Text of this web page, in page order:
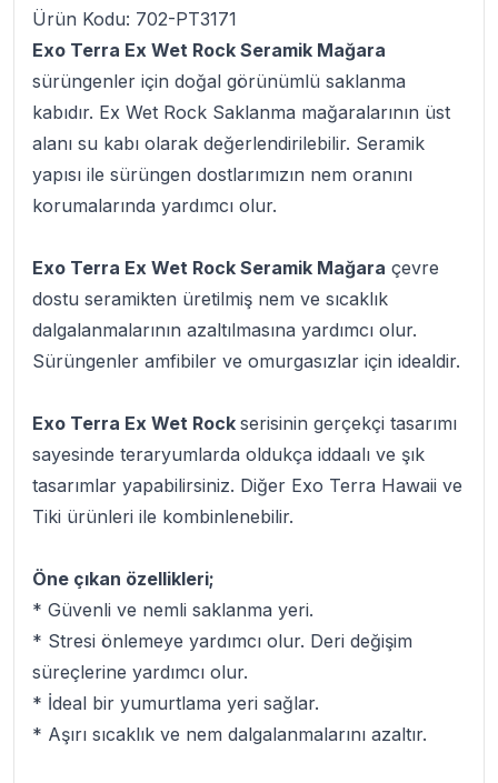
Ürün Kodu: 702-PT3171
Exo Terra Ex Wet Rock Seramik Mağara
sürüngenler için doğal görünümlü saklanma
kabıdır. Ex Wet Rock Saklanma mağaralarının üst
alanı su kabı olarak değerlendirilebilir. Seramik
yapısı ile sürüngen dostlarımızın nem oranını
korumalarında yardımcı olur.
Exo Terra Ex Wet Rock Seramik Mağara çevre
dostu seramikten üretilmiş nem ve sıcaklık
dalgalanmalarının azaltılmasına yardımcı olur.
Sürüngenler amfibiler ve omurgasızlar için idealdir.
Exo Terra Ex Wet Rock serisinin gerçekçi tasarımı
sayesinde teraryumlarda oldukça iddaalı ve şık
tasarımlar yapabilirsiniz. Diğer Exo Terra Hawaii ve
Tiki ürünleri ile kombinlenebilir.
Öne çıkan özellikleri;
* Güvenli ve nemli saklanma yeri.
* Stresi önlemeye yardımcı olur. Deri değişim
süreçlerine yardımcı olur.
* İdeal bir yumurtlama yeri sağlar.
* Aşırı sıcaklık ve nem dalgalanmalarını azaltır.